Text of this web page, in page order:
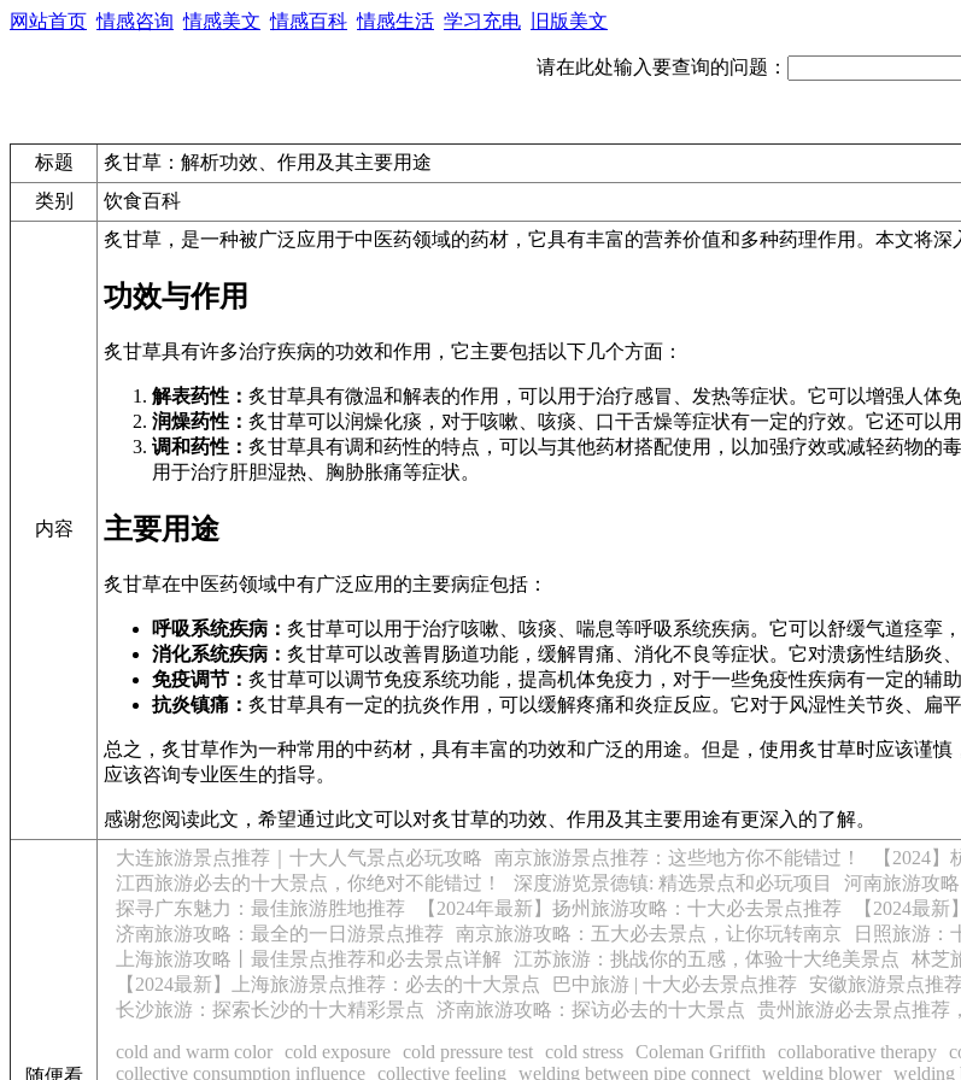
网站首页 情感咨询 情感美文 情感百科 情感生活 学习充电 旧版美文
请在此处输入要查询的问题：
标题
炙甘草：解析功效、作用及其主要用途
类别
饮食百科
内容
炙甘草，是一种被广泛应用于中医药领域的药材，它具有丰富的营养价值和多种药理作用。本文将
功效与作用
炙甘草具有许多治疗疾病的功效和作用，它主要包括以下几个方面：
解表药性： 炙甘草具有微温和解表的作用，可以用于治疗感冒、发热等症状。它可以增强人体
润燥药性： 炙甘草可以润燥化痰，对于咳嗽、咳痰、口干舌燥等症状有一定的疗效。它还可以
调和药性： 炙甘草具有调和药性的特点，可以与其他药材搭配使用，以加强疗效或减轻药物的
用于治疗肝胆湿热、胸胁胀痛等症状。
主要用途
炙甘草在中医药领域中有广泛应用的主要病症包括：
呼吸系统疾病： 炙甘草可以用于治疗咳嗽、咳痰、喘息等呼吸系统疾病。它可以舒缓气道痉挛
消化系统疾病： 炙甘草可以改善胃肠道功能，缓解胃痛、消化不良等症状。它对溃疡性结肠炎
免疫调节： 炙甘草可以调节免疫系统功能，提高机体免疫力，对于一些免疫性疾病有一定的辅助
抗炎镇痛： 炙甘草具有一定的抗炎作用，可以缓解疼痛和炎症反应。它对于风湿性关节炎、扁
总之，炙甘草作为一种常用的中药材，具有丰富的功效和广泛的用途。但是，使用炙甘草时应该谨
应该咨询专业医生的指导。
感谢您阅读此文，希望通过此文可以对炙甘草的功效、作用及其主要用途有更深入的了解。
随便看
大连旅游景点推荐｜十大人气景点必玩攻略 南京旅游景点推荐：这些地方你不能错过！ 【2024
江西旅游必去的十大景点，你绝对不能错过！
深度游览景德镇: 精选景点和必玩项目 河南旅游攻
探寻广东魅力：最佳旅游胜地推荐
【2024年最新】扬州旅游攻略：十大必去景点推荐
【2024最
济南旅游攻略：最全的一日游景点推荐
南京旅游攻略：五大必去景点，让你玩转南京 日照旅游：
上海旅游攻略丨最佳景点推荐和必去景点详解 江苏旅游：挑战你的五感，体验十大绝美景点
林芝
【2024最新】上海旅游景点推荐：必去的十大景点
巴中旅游 | 十大必去景点推荐 安徽旅游景点推
长沙旅游：探索长沙的十大精彩景点
济南旅游攻略：探访必去的十大景点 贵州旅游必去景点推荐
cold and warm color cold exposure cold pressure test cold stress Coleman Griffith collaborative therapy
collective consumption influence collective feeling welding between pipe connect welding blower welding